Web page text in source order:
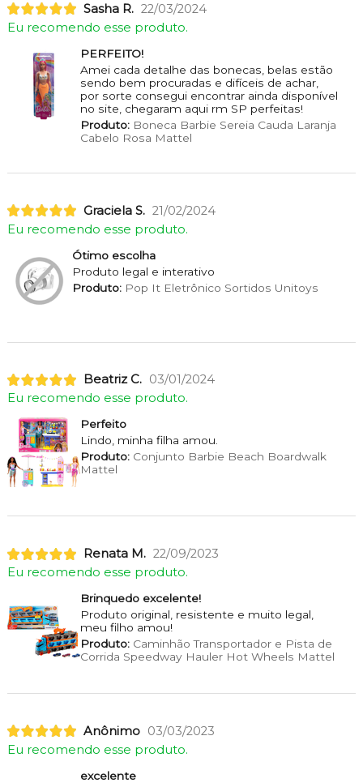
Sasha R. 22/03/2024
Eu recomendo esse produto.
PERFEITO!
Amei cada detalhe das bonecas, belas estão
sendo bem procuradas e difíceis de achar,
por sorte consegui encontrar ainda disponível
no site, chegaram aqui rm SP perfeitas!
Produto:Boneca Barbie Sereia Cauda Laranja
Cabelo Rosa Mattel
Graciela S. 21/02/2024
Eu recomendo esse produto.
Ótimo escolha
Produto legal e interativo
Produto:Pop It Eletrônico Sortidos Unitoys
Beatriz C. 03/01/2024
Eu recomendo esse produto.
Perfeito
Lindo, minha filha amou.
Produto:Conjunto Barbie Beach Boardwalk
Mattel
Renata M. 22/09/2023
Eu recomendo esse produto.
Brinquedo excelente!
Produto original, resistente e muito legal,
meu filho amou!
Produto:Caminhão Transportador e Pista de
Corrida Speedway Hauler Hot Wheels Mattel
Anônimo 03/03/2023
Eu recomendo esse produto.
excelente